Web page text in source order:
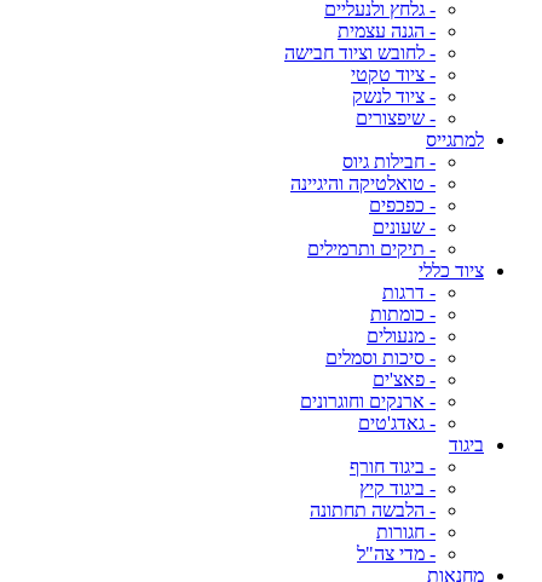
- גלחץ ולנעליים
- הגנה עצמית
- לחובש וציוד חבישה
- ציוד טקטי
- ציוד לנשק
- שיפצורים
למתגייס
- חבילות גיוס
- טואלטיקה והיגיינה
- כפכפים
- שעונים
- תיקים ותרמילים
ציוד כללי
- דרגות
- כומתות
- מנעולים
- סיכות וסמלים
- פאצ'ים
- ארנקים וחוגרונים
- גאדג'טים
ביגוד
- ביגוד חורף
- ביגוד קיץ
- הלבשה תחתונה
- חגורות
- מדי צה"ל
מחנאות